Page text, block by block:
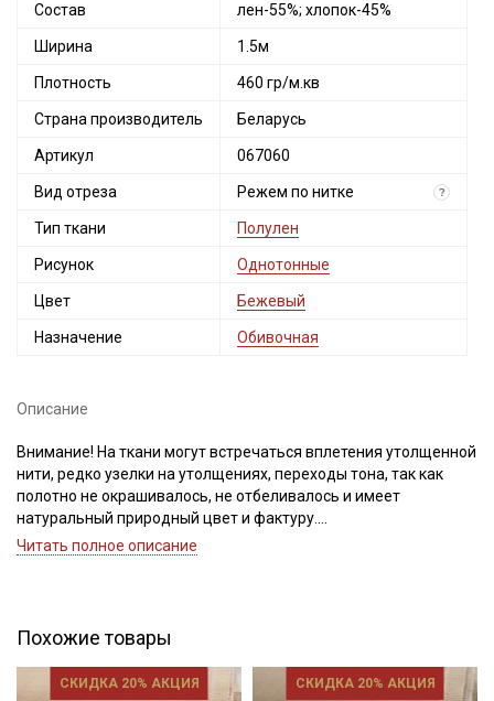
Состав лен-55%; хлопок-45%
Ширина 1.5м
Плотность 460 гр/м.кв
Страна производитель Беларусь
Артикул 067060
Вид отреза Режем по нитке ?
Тип ткани Полулен
Рисунок Однотонные
Цвет Бежевый
Назначение Обивочная
Описание
Внимание! На ткани могут встречаться вплетения утолщенной
нити, редко узелки на утолщениях, переходы тона, так как
полотно не окрашивалось, не отбеливалось и имеет
натуральный природный цвет и фактуру.
При продаже отрез режем по нитке. Важно, при выравнивании
это при заказе.
Полулен, благодаря, своему натуральному составу
экологичен, безвреден и безопасен, быстро сохнет, не
Читать полное описание
Похожие товары
СКИДКА 20% АКЦИЯ СКИДКА 20% АКЦИЯ
промокоды и скидки до 30% на узкие
категории тканей